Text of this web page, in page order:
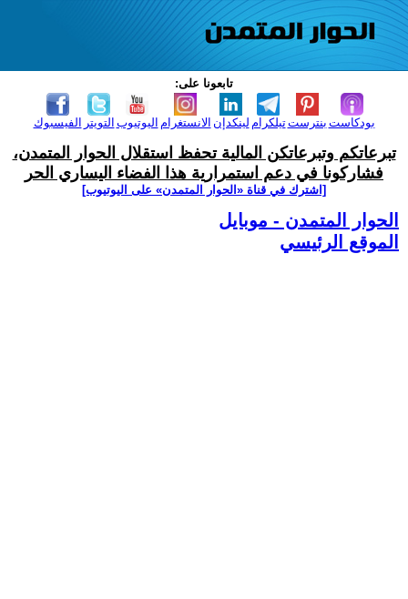
تابعونا على:
الفيسبوك التويتر اليوتيوب الانستغرام لينكدإن تيلكرامبنترست بودكاست
تبرعاتكم وتبرعاتكن المالية تحفظ استقلال الحوار المتمدن،
فشاركونا في دعم استمرارية هذا الفضاء اليساري الحر
[اشترك في قناة ‫«الحوار المتمدن» على اليوتيوب]
الحوار المتمدن - موبايل
الموقع الرئيسي